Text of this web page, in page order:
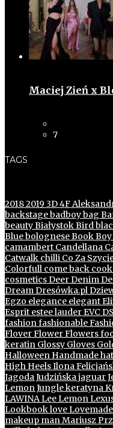
Maciej Zień x
7
TAGS
20182019 3D4F
backstagebadboybag
beautyBiałystokBird
BluebologneseBookBoy
camambert Candellana
Catwalk chilli Co Za
Colorfull come back cook
cosmeticsDeerDenim
DreamDresówka.pl
Egzo elegance elegant
Esprit estee lauderEVC
fashionfashionable
FloverFlowerFlowers
keratin Glossy Gloves
Halloween Handmadehat
High HeelsIlona
Jagoda Judzińskajaguar
LemonJunglekeratyna
LAWINALeeLemon
LookbookloveLovemade
makeup manMariusz